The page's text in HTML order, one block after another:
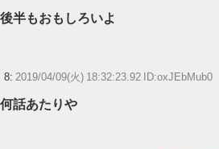
【競馬】G1・2勝 アスコリピチェーノが引
後半もおもしろいよ
8: 2019/04/09(火) 18:32:23.92 ID:oxJEbMub0
何話あたりや